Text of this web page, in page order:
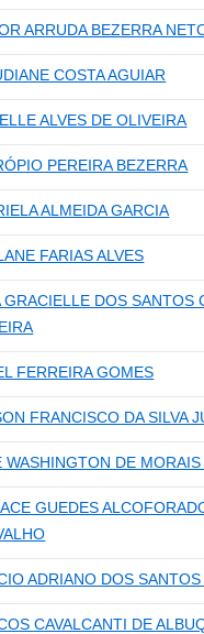
ARRUDA BEZERRA
COSTA AGUIAR
ALVES DE OLIVEIRA
PEREIRA BEZERRA
ALMEIDA GARCIA
FARIAS ALVES
GRACIELLE DOS SANTOS
FERREIRA GOMES
FRANCISCO DA SILVA
WASHINGTON DE
GUEDES
ADRIANO DOS
CAVALCANTI DE